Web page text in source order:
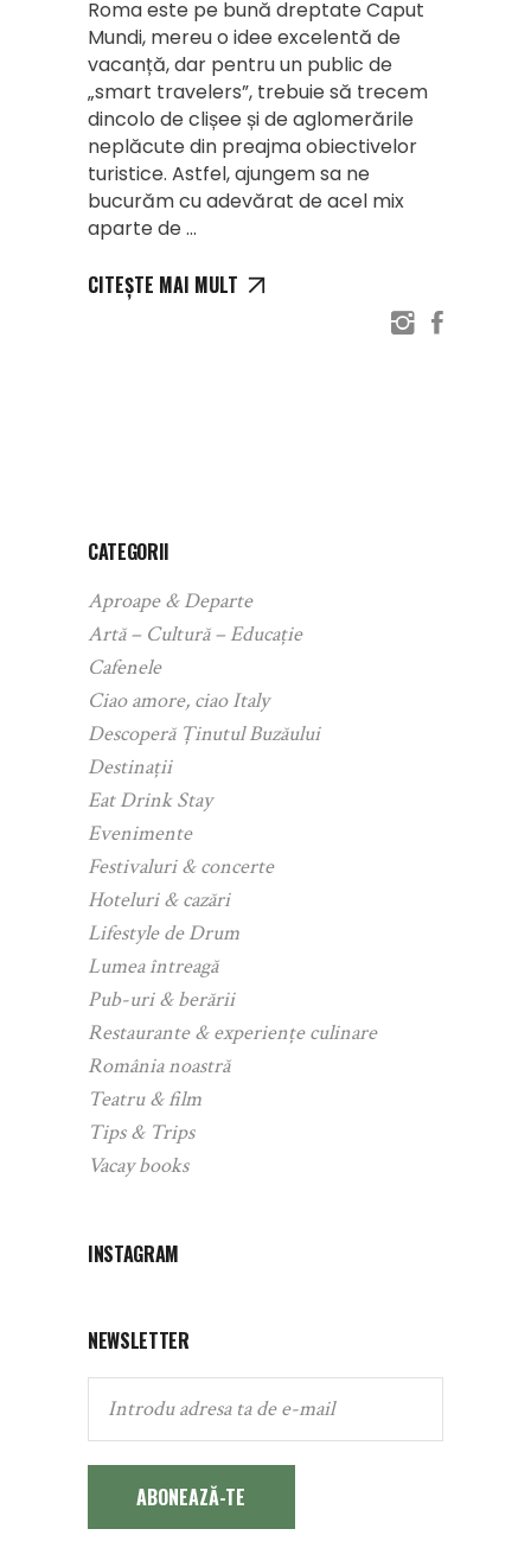
Roma este pe bună dreptate Caput
Mundi, mereu o idee excelentă de
vacanță, dar pentru un public de
„smart travelers”, trebuie să trecem
dincolo de clișee și de aglomerările
neplăcute din preajma obiectivelor
turistice. Astfel, ajungem sa ne
bucurăm cu adevărat de acel mix
aparte de
CITEȘTE MAI MULT
CATEGORII
Aproape & Departe
Artă – Cultură – Educație
Cafenele
Ciao amore, ciao Italy
Descoperă Ținutul Buzăului
Destinații
Eat Drink Stay
Evenimente
Festivaluri & concerte
Hoteluri & cazări
Lifestyle de Drum
Lumea întreagă
Pub-uri & berării
Restaurante & experiențe culinare
România noastră
Teatru & film
Tips & Trips
Vacay books
INSTAGRAM
NEWSLETTER
ABONEAZĂ-TE